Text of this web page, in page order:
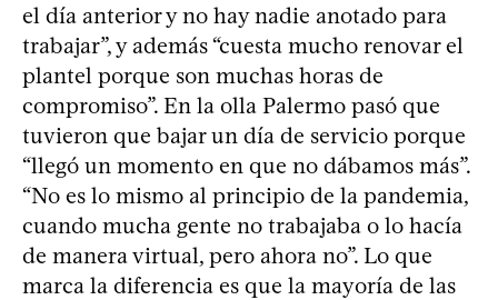
el día anterior y no hay nadie anotado para
trabajar”, y además “cuesta mucho renovar el
plantel porque son muchas horas de
compromiso”. En la olla Palermo pasó que
tuvieron que bajar un día de servicio porque
“llegó un momento en que no dábamos más”.
“No es lo mismo al principio de la pandemia,
cuando mucha gente no trabajaba o lo hacía
de manera virtual, pero ahora no”. Lo que
marca la diferencia es que la mayoría de las